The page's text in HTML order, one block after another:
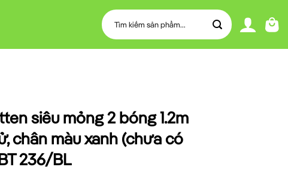
Tìm
kiếm:
siêu mỏng 2 bóng 1.2m
chân màu xanh (chưa có
236/BL